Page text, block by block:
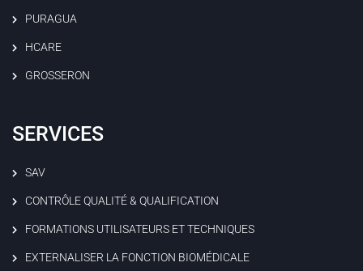
PURAGUA
HCARE
GROSSERON
SERVICES
SAV
CONTRÔLE QUALITÉ & QUALIFICATION
FORMATIONS UTILISATEURS ET TECHNIQUES
EXTERNALISER LA FONCTION BIOMÉDICALE